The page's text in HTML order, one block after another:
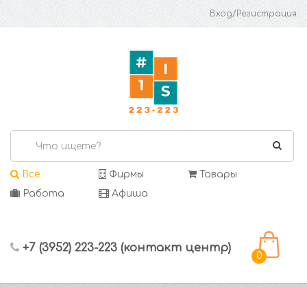
Вход/Регистрация
Все Фирмы
Товары
Работа
Афиша
+7 (3952) 223-223 (контакт центр)
0